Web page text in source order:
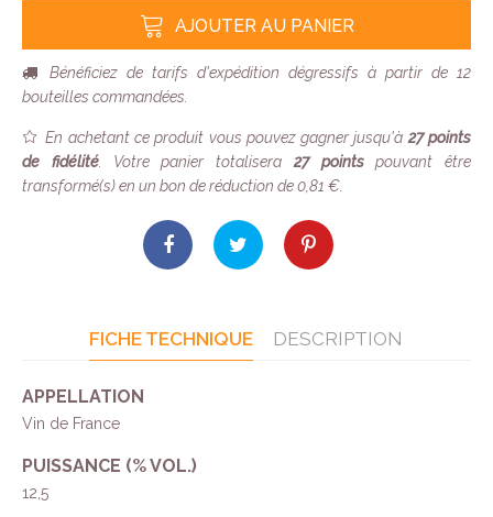
AJOUTER AU PANIER
Bénéficiez de tarifs d'expédition dégressifs à partir de 12
bouteilles commandées.
En achetant ce produit vous pouvez gagner jusqu'à 27points
de fidélité. Votre panier totalisera 27pointspouvant être
transformé(s) en un bon de réduction de0,81 €
FICHE TECHNIQUE DESCRIPTION
APPELLATION
Vin de France
PUISSANCE (% VOL.)
12,5